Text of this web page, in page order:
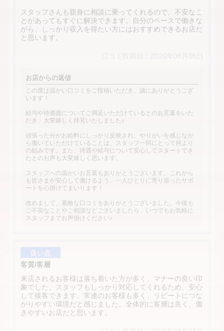
スタッフさんも親身に相談に乗ってくれるので、不安なこ
とがあってもすぐに解決できます。自分のペースで働きな
がら、しっかり収入を得たい方にはおすすめできるお店だ
と思います。
お店からの返信
この度は温かい口コミをご投稿いただき、誠にありがとうござ
います！
給与や待遇面についてご満足いただけているとのお言葉をいた
だき、大変嬉しく拝見いたしました♪
頑張った分がお給料にしっかり反映され、やりがいを感じなが
ら働いていただけていることは、スタッフ一同にとって何より
の励みです。また、待遇や給与について安心してスタートでき
たとのお声も大変嬉しく思います。
スタッフへの温かいお言葉もありがとうございます。これから
も皆さまが安心して働けるよう、一人ひとりに寄り添ったサポ
ートを心掛けてまいります！
改めまして、素敵な口コミをありがとうございました。今後も
ご不安なことやご相談などございましたら、いつでもお気軽に
スタッフまでお声掛けください♪
良い点
客質/客層
来店されるお客様は落ち着いた方が多く、マナーの良い印
象でした。スタッフもしっかり対応してくれるため、安心
して接客できます。常連のお客様も多く、リピートにつな
がりやすい環境だと感じました。全体的に客層は良く、働
きやすいお店だと思います。